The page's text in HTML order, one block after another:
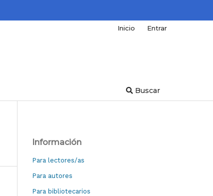
Buscar
Inicio Entrar
Información
Para lectores/as
Para autores
Para bibliotecarios